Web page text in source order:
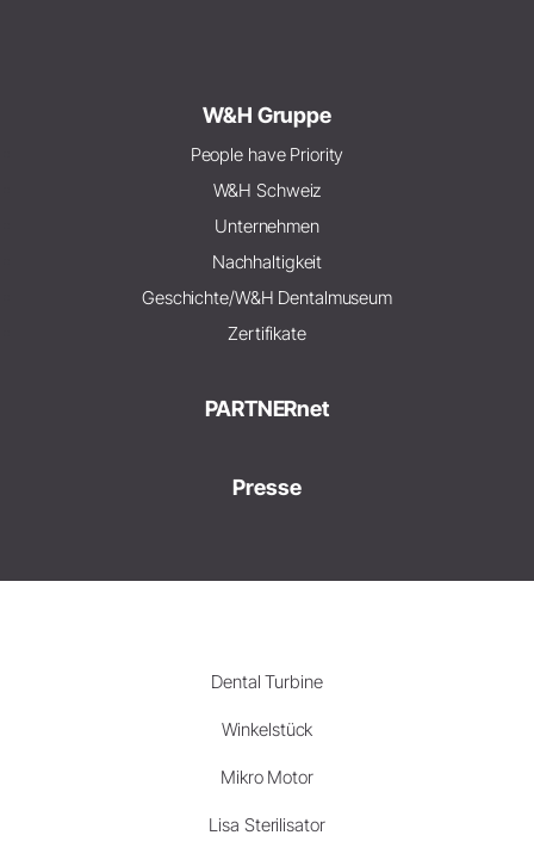
W&H Gruppe
People have Priority
W&H Schweiz
Unternehmen
Nachhaltigkeit
Geschichte/W&H Dentalmuseum
Zertifikate
PARTNERnet
Presse
Dental Turbine
Winkelstück
Mikro Motor
Lisa Sterilisator